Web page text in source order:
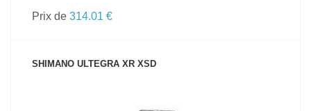
Prix de 314.01 €
SHIMANO ULTEGRA XR XSD